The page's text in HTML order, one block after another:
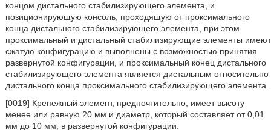
концом дистального стабилизирующего элемента, и
позиционирующую консоль, проходящую от проксимального
конца дистального стабилизирующего элемента, при этом
проксимальный и дистальный стабилизирующие элементы имеют
сжатую конфигурацию и выполнены с возможностью принятия
развернутой конфигурации, и проксимальный конец дистального
стабилизирующего элемента является дистальным относительно
дистального конца проксимального стабилизирующего элемента.
[0019] Крепежный элемент, предпочтительно, имеет высоту
менее или равную 20 мм и диаметр, который составляет от 0,01
мм до 10 мм, в развернутой конфигурации.